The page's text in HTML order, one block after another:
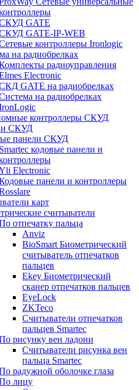
GATE
GATE-IP-WEB
контроллеры Ironlogic
на радиобрелках
радиоуправления
Electronic
GATE на радиобрелках
на радиобрелках
контроллеры СКУД
СКУД
панели СКУД
Smartec кодовые панели и
Electronic
панели и контроллеры
карт
считыватели
отпечатку пальца
Anviz
BioSmart Биометрический
считыватель отпечатков
пальцев
Ekey Биометрический
сканер отпечатков пальцев
EyeLock
ZKTeco
Считыватели отпечатков
пальцев Smartec
рисунку вен ладони
Считыватели рисунка вен
пальца Smartec
радужной оболочке глаза
лицу